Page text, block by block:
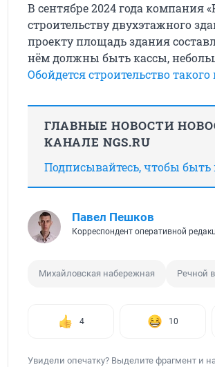
В сентябре 2024 года компания
строительству двухэтажного
проекту площадь здания
нём должны быть кассы,
Обойдется строительство
ГЛАВНЫЕ НОВОСТИ
КАНАЛЕ NGS.RU
Подписывайтесь, чтобы быть
Павел Пешков
Корреспондент оперативной
Михайловская набережная Речной
4 10
Увидели опечатку? Выделите фрагмент и